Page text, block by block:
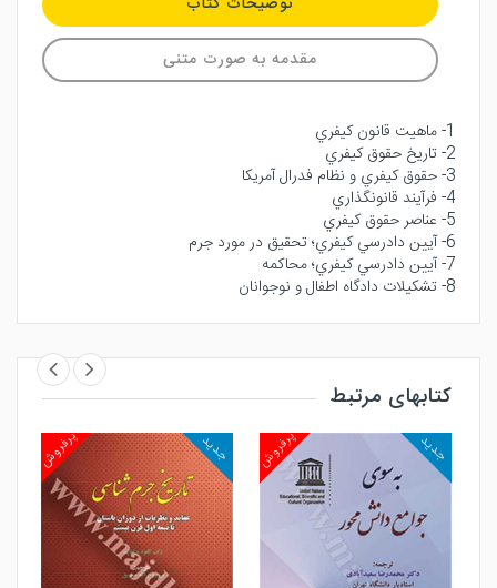
مقدمه به صورت متنی
1- ماهيت قانون كيفري
2- تاريخ حقوق كيفري
3- حقوق كيفري و نظام فدرال آمريكا
4- فرآيند قانونگذاري
5- عناصر حقوق كيفري
6- آيين دادرسي كيفري؛ تحقيق در مورد جرم
7- آيين دادرسي كيفري؛ محاكمه
8- تشكيلات دادگاه اطفال و نوجوانان
کتابهای مرتبط
پرفروش جدید پرفروش جدید